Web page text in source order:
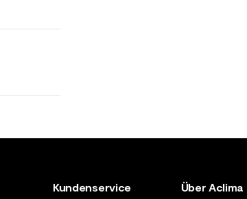
Kundenservice Über Aclima